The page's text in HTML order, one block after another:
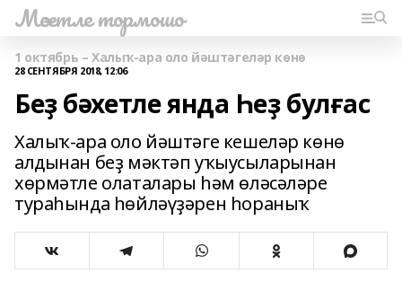
Мәсетле тормошо
1 октябрь – Халыҡ-ара оло йәштәгеләр көнө
28 СЕНТЯБРЯ 2018, 12:06
Беҙ бәхетле янда Һеҙ булғас
Халыҡ-ара оло йәштәге кешеләр көнө
алдынан беҙ мәктәп уҡыусыларынан
хөрмәтле олаталары һәм өләсәләре
тураһында һөйләүҙәрен һораныҡ